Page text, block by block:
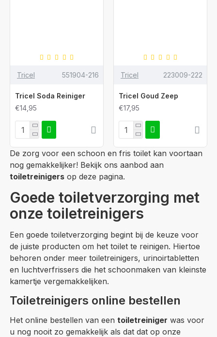
De zorg voor een schoon en fris toilet kan voortaan
nog gemakkelijker! Bekijk ons aanbod aan
toiletreinigers op deze pagina.
Goede toiletverzorging met
onze toiletreinigers
Een goede toiletverzorging begint bij de keuze voor
de juiste producten om het toilet te reinigen. Hiertoe
behoren onder meer toiletreinigers, urinoirtabletten
en luchtverfrissers die het schoonmaken van kleinste
kamertje vergemakkelijken.
Toiletreinigers online bestellen
Het online bestellen van een toiletreiniger was voor
u nog nooit zo gemakkelijk als dat dat op onze
Tricel 551904-216
Tricel Soda Reiniger
€14,95
Tricel 223009-222
Tricel Goud Zeep
€17,95